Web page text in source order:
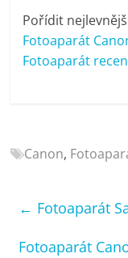
pračky,
televize,
notebooky,
Pořídit
Fotoaparát
Fotoaparát
Canon,
← Fotoaparát
Fotoaparát